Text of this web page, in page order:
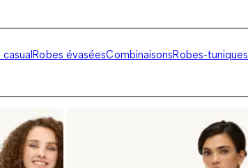
casualRobes évaséesCombinaisonsRobes-tuniques